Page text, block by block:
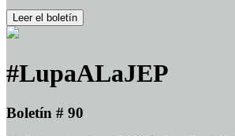
Leer el boletín
#LupaALaJEP
Boletín # 90